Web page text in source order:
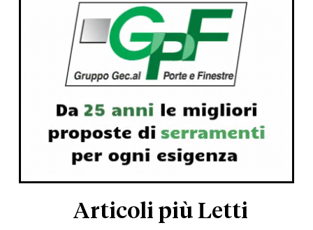
Articoli più Letti